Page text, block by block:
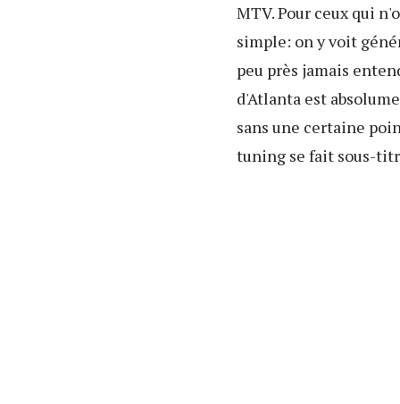
MTV. Pour ceux qui
simple: on y voit
peu près jamais
d'Atlanta est
sans une certaine
tuning se fait sous-